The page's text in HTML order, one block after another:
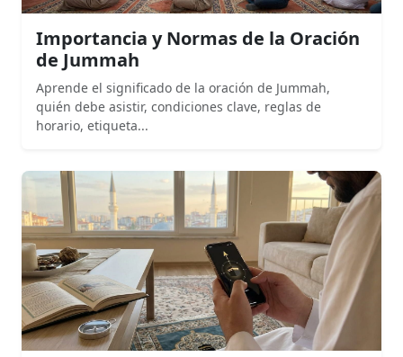
Importancia y Normas de la Oración
de Jummah
Aprende el significado de la oración de Jummah,
quién debe asistir, condiciones clave, reglas de
horario, etiqueta...